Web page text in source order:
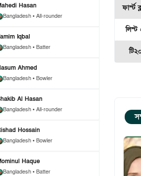
Hasan
Bangladesh • All-rounder
Iqbal
Bangladesh • Batter
Ahmed
Bangladesh • Bowler
Al Hasan
Bangladesh • All-rounder
Hossain
Bangladesh • Bowler
Haque
Bangladesh • Batter
ফার্স্ট
লিস্ট